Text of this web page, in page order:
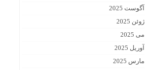
آگوست 2025
ژوئن 2025
می 2025
آوریل 2025
مارس 2025